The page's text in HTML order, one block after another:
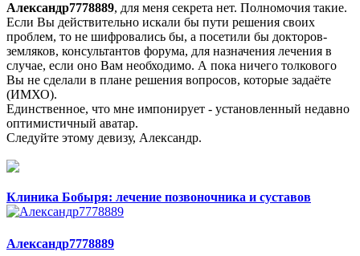
Александр7778889, для меня секрета нет. Полномочия такие.
Если Вы действительно искали бы пути решения своих
проблем, то не шифровались бы, а посетили бы докторов-
земляков, консультантов форума, для назначения лечения в
случае, если оно Вам необходимо. А пока ничего толкового
Вы не сделали в плане решения вопросов, которые задаёте
(ИМХО).
Единственное, что мне импонирует - установленный недавно
оптимистичный аватар.
Следуйте этому девизу, Александр.
Клиника Бобыря: лечение позвоночника и суставов
Александр7778889